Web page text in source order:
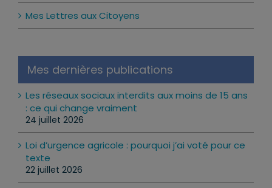
Mes Lettres aux Citoyens
Mes dernières publications
Les réseaux sociaux interdits aux moins de 15 ans
: ce qui change vraiment
24 juillet 2026
Loi d’urgence agricole : pourquoi j’ai voté pour ce
texte
22 juillet 2026